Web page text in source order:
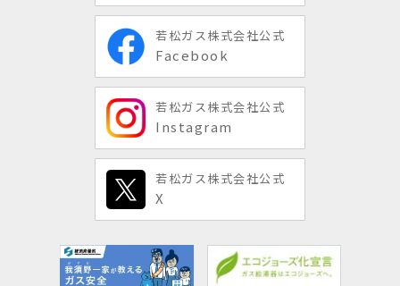
若松ガス株式会社公式
Facebook
若松ガス株式会社公式
Instagram
若松ガス株式会社公式
X